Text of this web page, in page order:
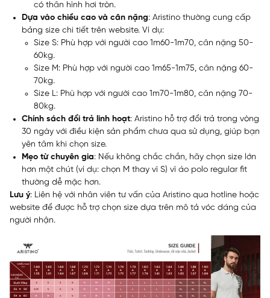
có thân hình hơi tròn.
Dựa vào chiều cao và cân nặng: Aristino thường cung cấp
bảng size chi tiết trên website. Ví dụ:
Size S: Phù hợp với người cao 1m60-1m70, cân nặng 50-
60kg.
Size M: Phù hợp với người cao 1m65-1m75, cân nặng 60-
70kg.
Size L: Phù hợp với người cao 1m70-1m80, cân nặng 70-
80kg.
Chính sách đổi trả linh hoạt: Aristino hỗ trợ đổi trả trong vòng
30 ngày với điều kiện sản phẩm chưa qua sử dụng, giúp bạn
yên tâm khi chọn size.
Mẹo từ chuyên gia: Nếu không chắc chắn, hãy chọn size lớn
hơn một chút (ví dụ: chọn M thay vì S) vì áo polo regular fit
thường dễ mặc hơn.
Lưu ý: Liên hệ với nhân viên tư vấn của Aristino qua hotline hoặc
website để được hỗ trợ chọn size dựa trên mô tả vóc dáng của
người nhận.